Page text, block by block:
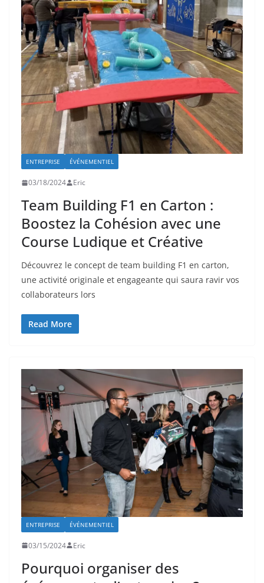
ENTREPRISE ÉVÉNEMENTIEL
03/18/2024 Eric
Team Building F1 en Carton :
Boostez la Cohésion avec une
Course Ludique et Créative
Découvrez le concept de team building F1 en carton,
une activité originale et engageante qui saura ravir vos
collaborateurs lors
Read More
ENTREPRISE ÉVÉNEMENTIEL
03/15/2024 Eric
Pourquoi organiser des